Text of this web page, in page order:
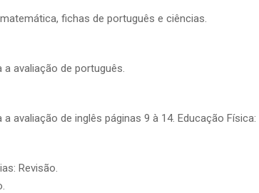
fichas de português e ciências.
avaliação de português.
avaliação de inglês páginas 9 à 14. Educação
Revisão.